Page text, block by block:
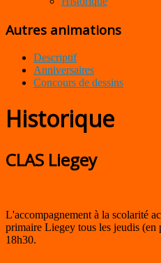
Autres animations
Descriptif
Anniversaires
Concours de dessins
Historique
CLAS Liegey
L'accompagnement à la scolarité
primaire Liegey tous les jeudis (en
18h30.